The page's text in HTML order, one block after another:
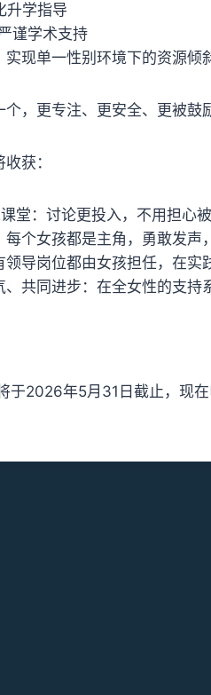
升学指导
谨学术支持
实现单一性别环境下的资源倾
，更专注、更安全、更被鼓
获：
堂：讨论更投入，不用担心
个女孩都是主角，勇敢发声
领导岗位都由女孩担任，在实
共同进步：在全女性的支持
2026年5月31日截止，现